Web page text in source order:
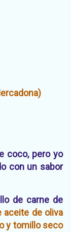
coco, pero yo
con un sabor
de carne de
aceite de oliva
y tomillo seco